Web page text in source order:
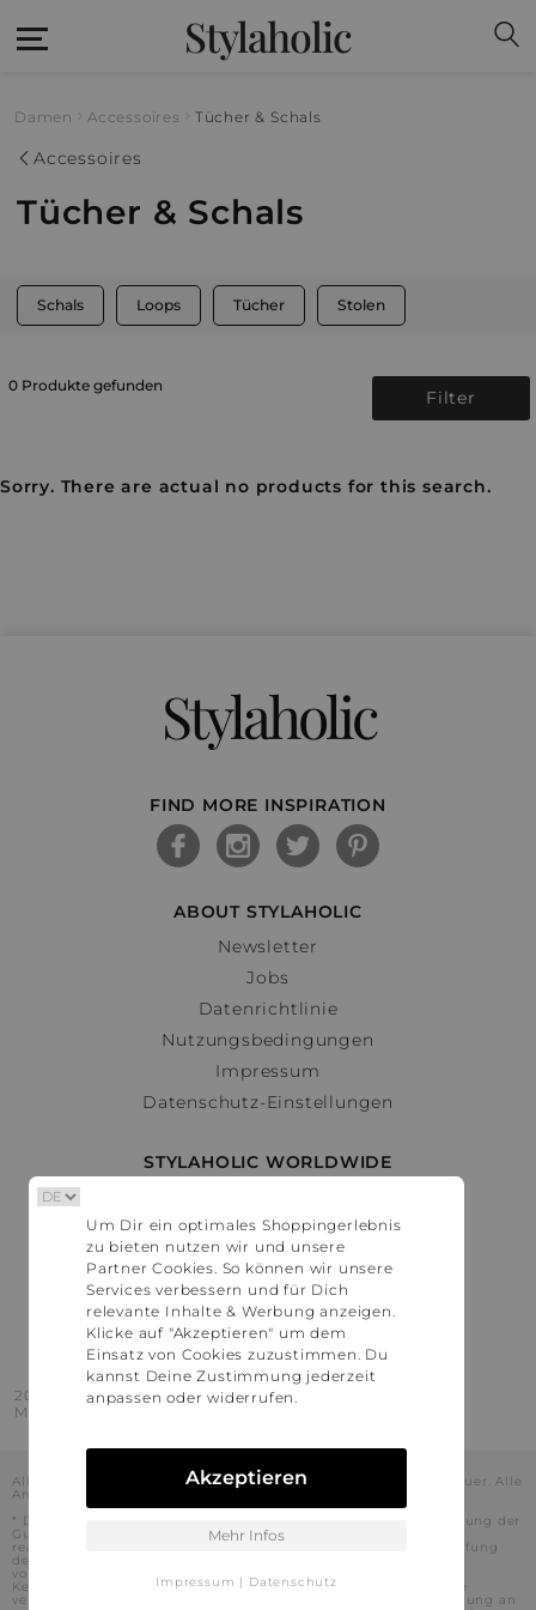
Stylaholic
Damen Accessoires Tücher & Schals
Accessoires
Tücher & Schals
Schals Loops Tücher Stolen
0 Produkte gefunden
Filter
Sorry. There are actual no products for this search.
Stylaholic
FIND MORE INSPIRATION
ABOUT STYLAHOLIC
Newsletter
Jobs
Datenrichtlinie
Nutzungsbedingungen
Impressum
Datenschutz-Einstellungen
STYLAHOLIC WORLDWIDE
Österreich
Schweiz
France
United States
2016 - 2026 © Stylaholic.
Made for you with love in munich.
Alle Preise inkl. der jeweils geltenden gesetzlichen Mehrwertsteuer. Alle
Angaben ohne Gewähr.
* Die angezeigten Preise beinhalten Rabatte, die durch die Nutzung der
Gutschein-Codes auf den Seiten unserer Partner voraussichtlich
realisiert werden können. Stylaholic führt keine vollständige Prüfung
der Gutschein-Codes durch und es kann daher in Einzelfällen
vorkommen, dass die Gutscheine abweichend von unserem
Kenntnisstand bei dem jeweiligen Shop nicht oder nur teilweise
verwendet werden können. Darüber hinaus kann deren Verwendung an
Um Dir ein optimales Shoppingerlebnis
zu bieten nutzen wir und unsere
Partner Cookies. So können wir unsere
Services verbessern und für Dich
relevante Inhalte & Werbung anzeigen.
Klicke auf "Akzeptieren" um dem
Einsatz von Cookies zuzustimmen. Du
kannst Deine Zustimmung jederzeit
anpassen oder widerrufen.
Akzeptieren
Mehr Infos
Impressum | Datenschutz